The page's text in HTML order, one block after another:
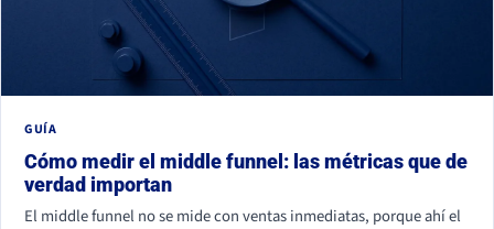
GUÍA
Cómo medir el middle funnel: las métricas que de
verdad importan
El middle funnel no se mide con ventas inmediatas, porque ahí el